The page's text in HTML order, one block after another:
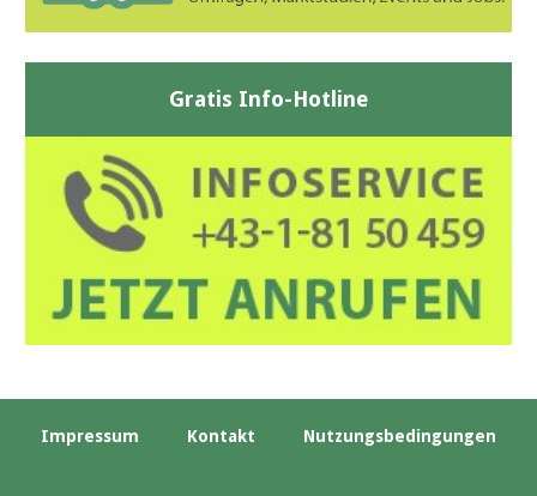
Gratis Info-Hotline
Impressum Kontakt Nutzungsbedingungen